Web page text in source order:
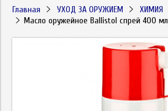
Главная УХОД ЗА ОРУЖИЕМ
ХИМИЯ
Масло оружейное Ballistol спрей 400 мл